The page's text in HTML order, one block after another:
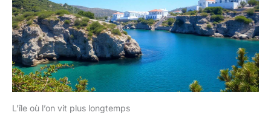
L’île où l’on vit plus longtemps